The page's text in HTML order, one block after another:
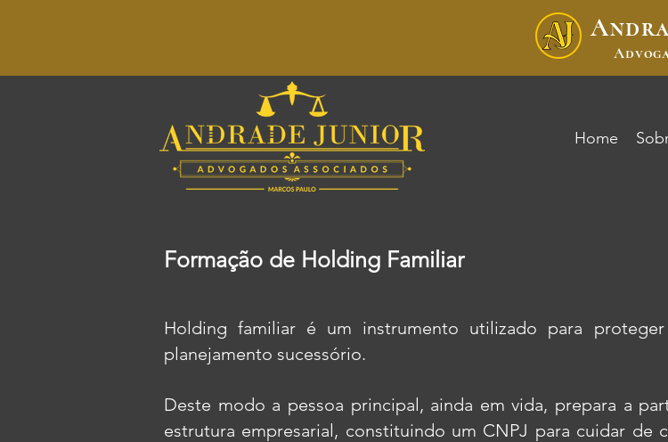
Home
Formação de Holding Familiar
Holding familiar é um instrumento utilizado para
planejamento sucessório.
Deste modo a pessoa principal, ainda em vida, prepara a
estrutura empresarial, constituindo um CNPJ para cuidar de